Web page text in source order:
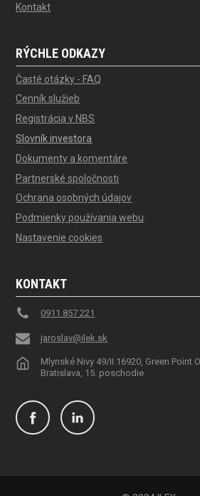
Kontakt
RÝCHLE ODKAZY
Časté otázky - FAQ
Cenník služieb
Registrácia v NBS
Slovník investora
Dokumenty a komentáre
Partnerské spoločnosti
Ochrana osobných údajov
Podmienky používania webu
Nastavenie cookies
KONTAKT
0911 857 221
jaroslav@ilek.sk
Mlynské Nivy 49/II.16920, Green Point
Bratislava, 15. poschodie